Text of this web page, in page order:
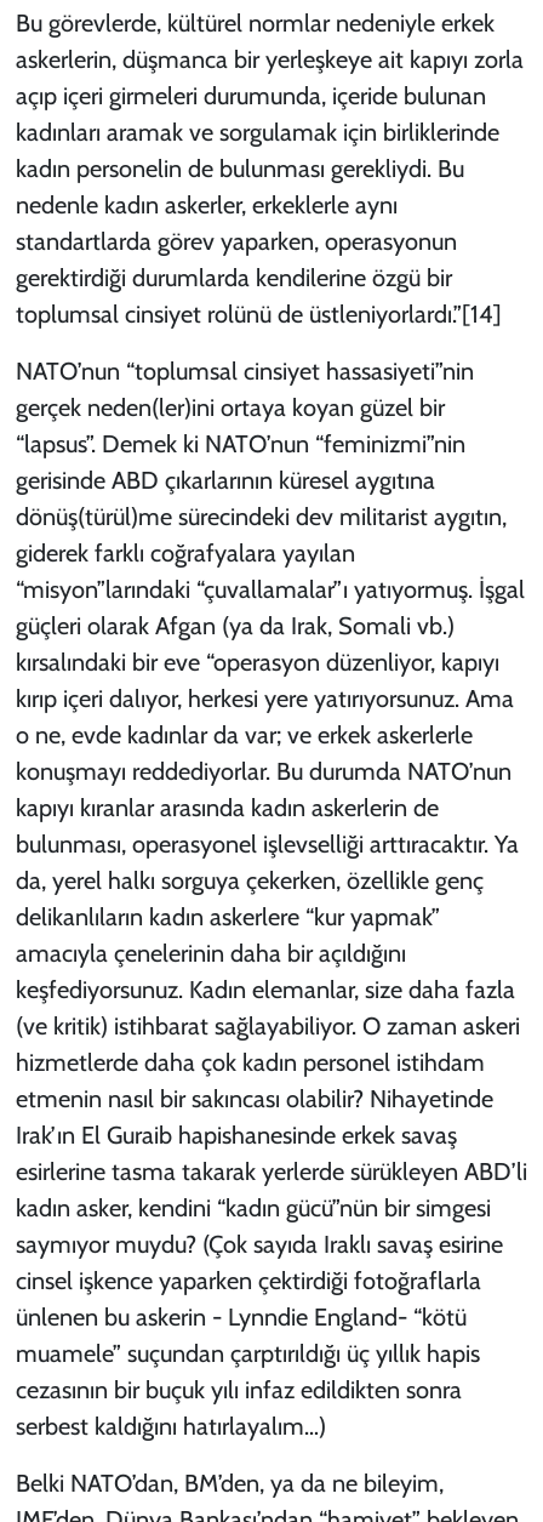
Bu görevlerde, kültürel normlar nedeniyle erkek
askerlerin, düşmanca bir yerleşkeye ait kapıyı zorla
açıp içeri girmeleri durumunda, içeride bulunan
kadınları aramak ve sorgulamak için birliklerinde
kadın personelin de bulunması gerekliydi. Bu
nedenle kadın askerler, erkeklerle aynı
standartlarda görev yaparken, operasyonun
gerektirdiği durumlarda kendilerine özgü bir
toplumsal cinsiyet rolünü de üstleniyorlardı.”[14]
NATO’nun “toplumsal cinsiyet hassasiyeti”nin
gerçek neden(ler)ini ortaya koyan güzel bir
“lapsus”. Demek ki NATO’nun “feminizmi”nin
gerisinde ABD çıkarlarının küresel aygıtına
dönüş(türül)me sürecindeki dev militarist aygıtın,
giderek farklı coğrafyalara yayılan
“misyon”larındaki “çuvallamalar”ı yatıyormuş.İşgal
güçleri olarak Afgan (ya da Irak, Somali vb.)
kırsalındaki bir eve “operasyon düzenliyor, kapıyı
kırıp içeri dalıyor, herkesi yere yatırıyorsunuz. Ama
o ne, evde kadınlar da var; ve erkek askerlerle
konuşmayı reddediyorlar. Bu durumda NATO’nun
kapıyı kıranlar arasında kadın askerlerin de
bulunması, operasyonel işlevselliği arttıracaktır. Ya
da, yerel halkı sorguya çekerken, özellikle genç
delikanlıların kadın askerlere “kur yapmak”
amacıyla çenelerinin daha bir açıldığını
keşfediyorsunuz. Kadın elemanlar, size daha fazla
(ve kritik) istihbarat sağlayabiliyor. O zaman askeri
hizmetlerde daha çok kadın personel istihdam
etmenin nasıl bir sakıncası olabilir? Nihayetinde
Irak’ın El Guraib hapishanesinde erkek savaş
esirlerine tasma takarak yerlerde sürükleyen ABD’li
kadın asker, kendini “kadın gücü”nün bir simgesi
saymıyor muydu? (Çok sayıda Iraklı savaş esirine
cinsel işkence yaparken çektirdiği fotoğraflarla
ünlenen bu askerin - Lynndie England- “kötü
muamele” suçundan çarptırıldığı üç yıllık hapis
cezasının bir buçuk yılı infaz edildikten sonra
serbest kaldığını hatırlayalım…)
Belki NATO’dan, BM’den, ya da ne bileyim,